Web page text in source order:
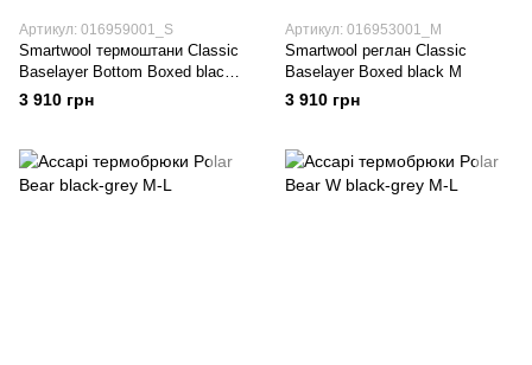
Артикул: 016959001_S
Smartwool термоштани Classic
Baselayer Bottom Boxed black
S
3 910 грн
Артикул: 016953001_M
Smartwool реглан Classic
Baselayer Boxed black M
3 910 грн